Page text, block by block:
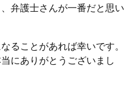
弁護士さんが一番だと思い
ることがあれば幸いです。
にありがとうございまし